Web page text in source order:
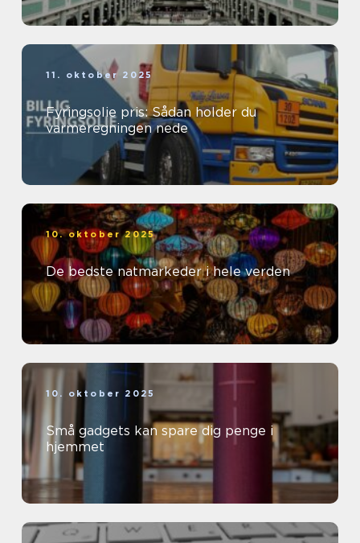
11. oktober 2025
Fyringsolie pris: Sådan holder du
varmeregningen nede
10. oktober 2025
De bedste natmarkeder i hele verden
10. oktober 2025
Små gadgets kan spare dig penge i
hjemmet